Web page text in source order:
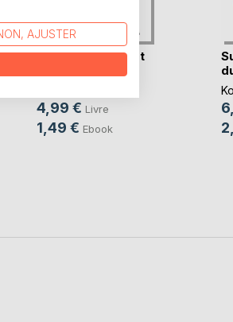
Boucles Noires et
4,99 € Livre
1,49 € Ebook
AJUSTER